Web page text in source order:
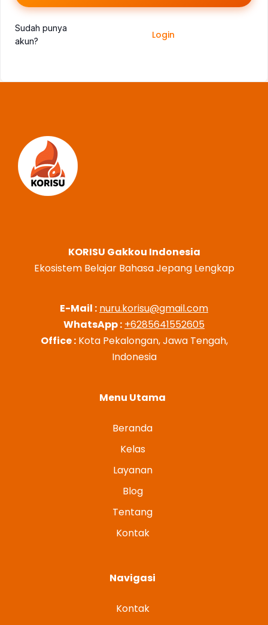
Sudah punya
akun?
Login
KORISU Gakkou Indonesia
Ekosistem Belajar Bahasa Jepang Lengkap
E-Mail : nuru.korisu@gmail.com
WhatsApp : +6285641552605
Office :Kota Pekalongan, Jawa Tengah,
Indonesia
Menu Utama
Beranda
Kelas
Layanan
Blog
Tentang
Kontak
Navigasi
Kontak